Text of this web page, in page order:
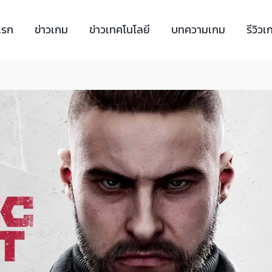
ก ข่าวเกม ข่าวเทคโนโลยี บทความเกม รีวิวเ